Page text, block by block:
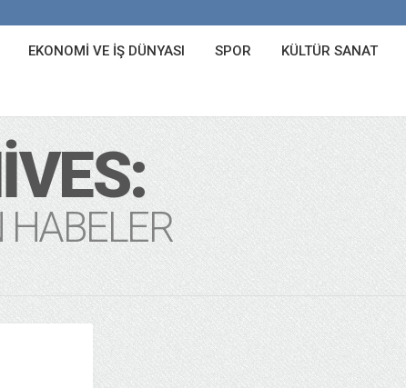
EKONOMI VE İŞ DÜNYASI SPOR KÜLTÜR SANAT